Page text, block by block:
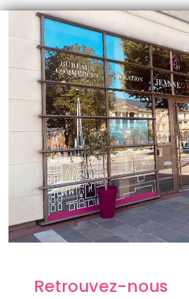
Retrouvez-nous